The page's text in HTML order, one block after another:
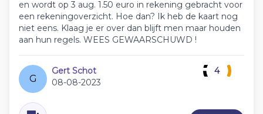
en wordt op 3 aug. 1.50 euro in rekening gebracht voor
een rekeningoverzicht. Hoe dan? Ik heb de kaart nog
niet eens. Klaag je er over dan blijft men maar houden
aan hun regels. WEES GEWAARSCHUWD !
G
Gert Schot
08-08-2023
4